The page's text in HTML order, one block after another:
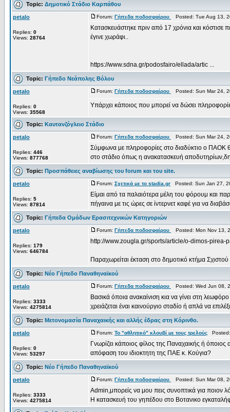
Topic: Δημοτικό Στάδιο Καρπάθου
petalo
Replies: 0
Views: 28764
Forum: Γήπεδα ποδοσφαίρου Posted: Tue Aug 13,
Κατασκευάστηκε πριν από 17 χρόνια και
έγινε χωράφι..
https://www.sdna.gr/podosfairo/ellada/artic ...
Topic: Γήπεδο Νεάπολης Βόλου
petalo
Replies: 0
Views: 35568
Forum: Γήπεδα ποδοσφαίρου Posted: Sun Mar 24,
Υπάρχει κάποιος που μπορεί να δώσει
Topic: Καυτανζόγλειο Στάδιο
petalo
Replies: 446
Views: 877768
Forum: Γήπεδα ποδοσφαίρου Posted: Sun Mar 24,
Σύμφωνα με πληροφορίες στο διαδύκτιο ο ΠΑΟΚ
στο στάδιο όπως η ανακατασκευή
Topic: Προσπάθειες αναβίωσης του forum και του site.
petalo
Replies: 5
Views: 87814
Forum: Σχετικά με το stadia.gr Posted: Sun Jan 27,
Είμαι από τα παλαιότερα μέλη του φόρουμ και
πήγαινα με τις ώρες σε ίντερνετ καφέ για να
Topic: Γήπεδα Ομάδων Ερασιτεχνικών Κατηγοριών
petalo
Replies: 179
Views: 646784
Forum: Γήπεδα ποδοσφαίρου Posted: Mon Nov 13,
http://www.zougla.gr/sports/article/o-dimos-
Παραχωρείται έκταση στο δημοτικό κτήμα
Topic: Νέο Γήπεδο Παναθηναϊκού
petalo
Replies: 3333
Views: 4275814
Forum: Γήπεδα ποδοσφαίρου Posted: Wed Jun 08,
Βασικά όποια ανακαίνιση κια να γίνει στη
χρειάζεται έναι καινούργιο σταδίο ή απλά να
Topic: Μετονομασία Παναχαικής και αλλής έδρας στη Κόρινθο.
petalo
Replies: 0
Views: 53297
Forum: Το "αθλητικό" κλουβί με τους τρελούς
Γνωρίζει κάποιος φίλος της Παναχαικής ή
απόφαση του ιδιοκτητη της ΠΑΕ κ. Κούγια?
Topic: Νέο Γήπεδο Παναθηναϊκού
petalo
Replies: 3333
Views: 4275814
Forum: Γήπεδα ποδοσφαίρου Posted: Sun Mar 08,
Admin,μπορείς να μου πεις συνοπτικά για ποιον
Η κατασκευή του γηπέδου στο Βοτανικο